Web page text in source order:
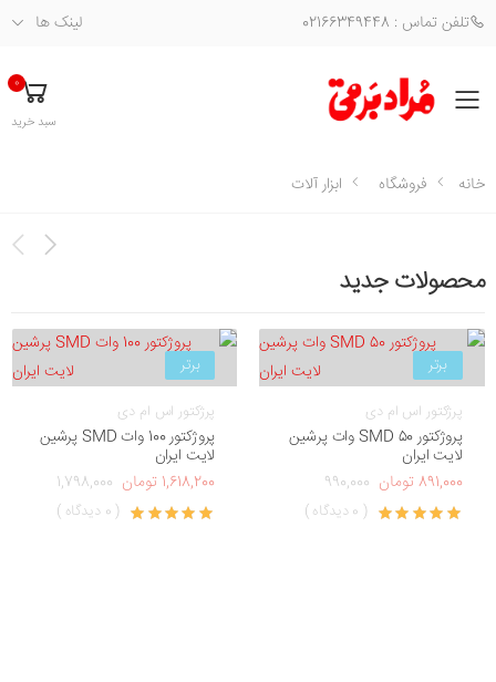
تلفن تماس : 02166349448 لینک ها
فهرست
0
سبد خرید
خانه فروشگاه ابزار آلات
محصولات جدید
برتر
پرژکتور اس ام دی
پروژکتور SMD 50 وات پرشین
لایت ایران
891,000 تومان
990,000
( 0 دیدگاه )
برتر
پرژکتور اس ام دی
پروژکتور 100 وات SMD پرشین
لایت ایران
1,618,200 تومان
1,798,000
( 0 دیدگاه )